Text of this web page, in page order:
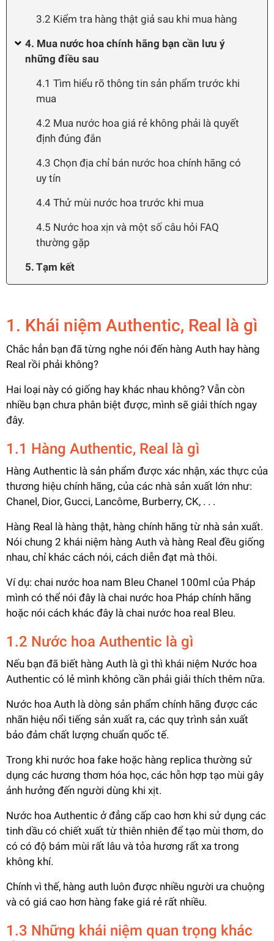
3.2 Kiểm tra hàng thật giả sau khi mua hàng
4. Mua nước hoa chính hãng bạn cần lưu ý
những điều sau
4.1 Tìm hiểu rõ thông tin sản phẩm trước khi
mua
4.2 Mua nước hoa giá rẻ không phải là quyết
định đúng đắn
4.3 Chọn địa chỉ bán nước hoa chính hãng có
uy tín
4.4 Thử mùi nước hoa trước khi mua
4.5 Nước hoa xịn và một số câu hỏi FAQ
thường gặp
5. Tạm kết
1. Khái niệm Authentic, Real là gì
Chắc hẳn bạn đã từng nghe nói đến hàng Auth hay hàng
Real rồi phải không?
Hai loại này có giống hay khác nhau không? Vẫn còn
nhiều bạn chưa phân biệt được, mình sẽ giải thích ngay
đây.
1.1 Hàng Authentic, Real là gì
Hàng Authentic là sản phẩm được xác nhận, xác thực của
thương hiệu chính hãng, của các nhà sản xuất lớn như:
Chanel, Dior, Gucci, Lancôme, Burberry, CK, . . .
Hàng Real là hàng thật, hàng chính hãng từ nhà sản xuất.
Nói chung 2 khái niệm hàng Auth và hàng Real đều giống
nhau, chỉ khác cách nói, cách diễn đạt mà thôi.
Ví dụ: chai nước hoa nam Bleu Chanel 100ml của Pháp
mình có thể nói đây là chai nước hoa Pháp chính hãng
hoặc nói cách khác đây là chai nước hoa real Bleu.
1.2 Nước hoa Authentic là gì
Nếu bạn đã biết hàng Auth là gì thì khái niệm Nước hoa
Authentic có lẻ mình không cần phải giải thích thêm nữa.
Nước hoa Auth là dòng sản phẩm chính hãng được các
nhãn hiệu nổi tiếng sản xuất ra, các quy trình sản xuất
bảo đảm chất lượng chuẩn quốc tế.
Trong khi nước hoa fake hoặc hàng replica thường sử
dụng các hương thơm hóa học, các hỗn hợp tạo mùi gây
ảnh hưởng đến người dùng khi xịt.
Nước hoa Authentic ở đẳng cấp cao hơn khi sử dụng các
tinh dầu có chiết xuất từ thiên nhiên để tạo mùi thơm, do
có có độ bám mùi rất lâu và tỏa hương rất xa trong
không khí.
Chính vì thế, hàng auth luôn được nhiều người ưa chuộng
và có giá cao hơn hàng fake giá rẻ rất nhiều.
1.3 Những khái niệm quan trọng khác